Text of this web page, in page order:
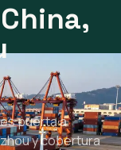
puerta a
y cobertura